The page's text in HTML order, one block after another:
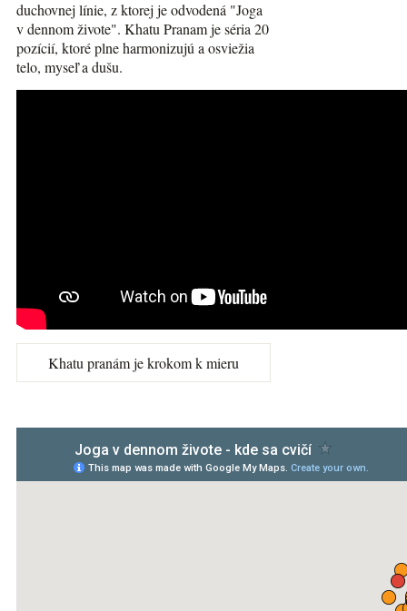
duchovnej línie, z ktorej je odvodená "Joga
v dennom živote". Khatu Pranam je séria 20
pozícií, ktoré plne harmonizujú a osviežia
telo, myseľ a dušu.
Khatu pranám je krokom k mieru